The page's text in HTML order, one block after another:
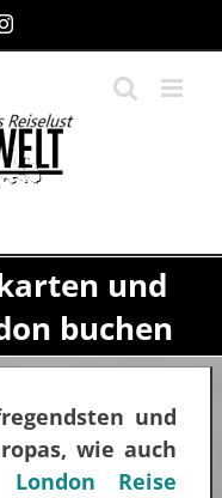
Instagram
und
buchen
und
wie auch
London Reise